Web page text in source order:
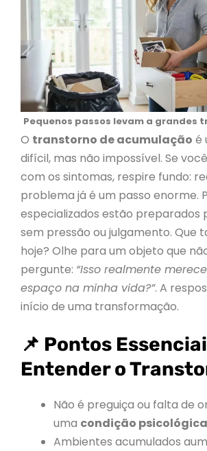
Pequenos passos levam a grandes
O transtorno de acumulação é
difícil, mas não impossível. Se
com os sintomas, respire fundo:
problema já é um passo enorme.
especializados estão preparados
sem pressão ou julgamento. Que
hoje? Olhe para um objeto que
pergunte: “Isso realmente
espaço na minha vida?”. A
início de uma transformação.
📌 Pontos
Entender o
Não é preguiça ou falta de
uma condição
Ambientes acumulados